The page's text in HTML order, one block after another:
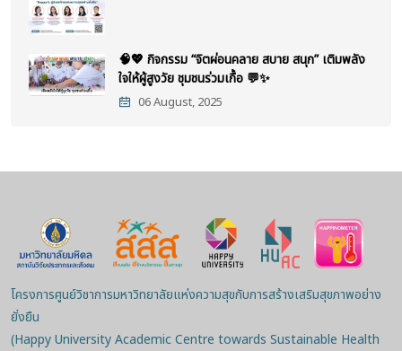
🧠💖 กิจกรรม “จิตผ่อนคลาย สบาย สนุก” เติมพลัง
ใจให้ผู้สูงวัย ชุมชนร่วมเกื้อ 💬✨
06 August, 2025
โครงการศูนย์วิชาการมหาวิทยาลัยแห่งความสุขกับการสร้างเสริมสุขภาพอย่าง
ยั่งยืน
(Happy University Academic Centre towards Sustainable Health